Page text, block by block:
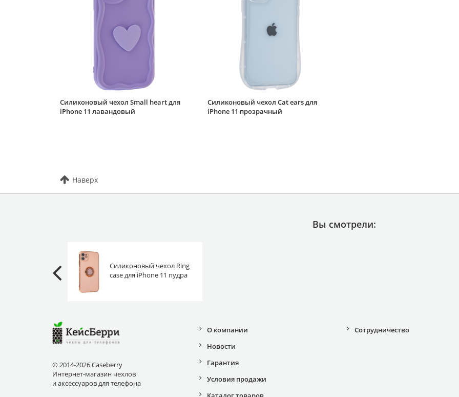
Силиконовый чехол Small heart для
iPhone 11 лавандовый
Силиконовый чехол Cat ears для
iPhone 11 прозрачный
Наверх
Вы смотрели:
Силиконовый чехол Ring
case для iPhone 11 пудра
© 2014-2026 Caseberry
Интернет-магазин чехлов
и аксессуаров для телефона
О компании
Новости
Гарантия
Условия продажи
Сотрудничество